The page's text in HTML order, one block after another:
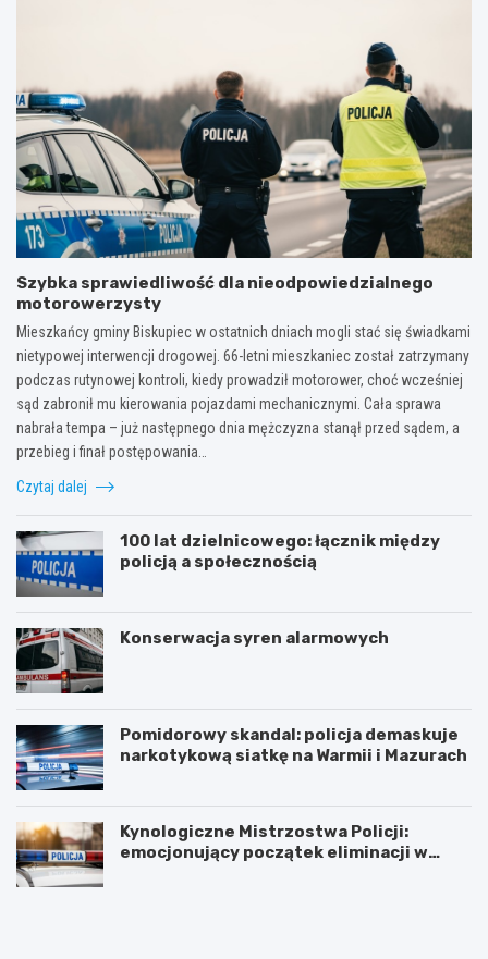
Szybka sprawiedliwość dla nieodpowiedzialnego
motorowerzysty
Mieszkańcy gminy Biskupiec w ostatnich dniach mogli stać się świadkami
nietypowej interwencji drogowej. 66-letni mieszkaniec został zatrzymany
podczas rutynowej kontroli, kiedy prowadził motorower, choć wcześniej
sąd zabronił mu kierowania pojazdami mechanicznymi. Cała sprawa
nabrała tempa – już następnego dnia mężczyzna stanął przed sądem, a
przebieg i finał postępowania…
Czytaj dalej
100 lat dzielnicowego: łącznik między
policją a społecznością
Konserwacja syren alarmowych
Pomidorowy skandal: policja demaskuje
narkotykową siatkę na Warmii i Mazurach
Kynologiczne Mistrzostwa Policji:
emocjonujący początek eliminacji w